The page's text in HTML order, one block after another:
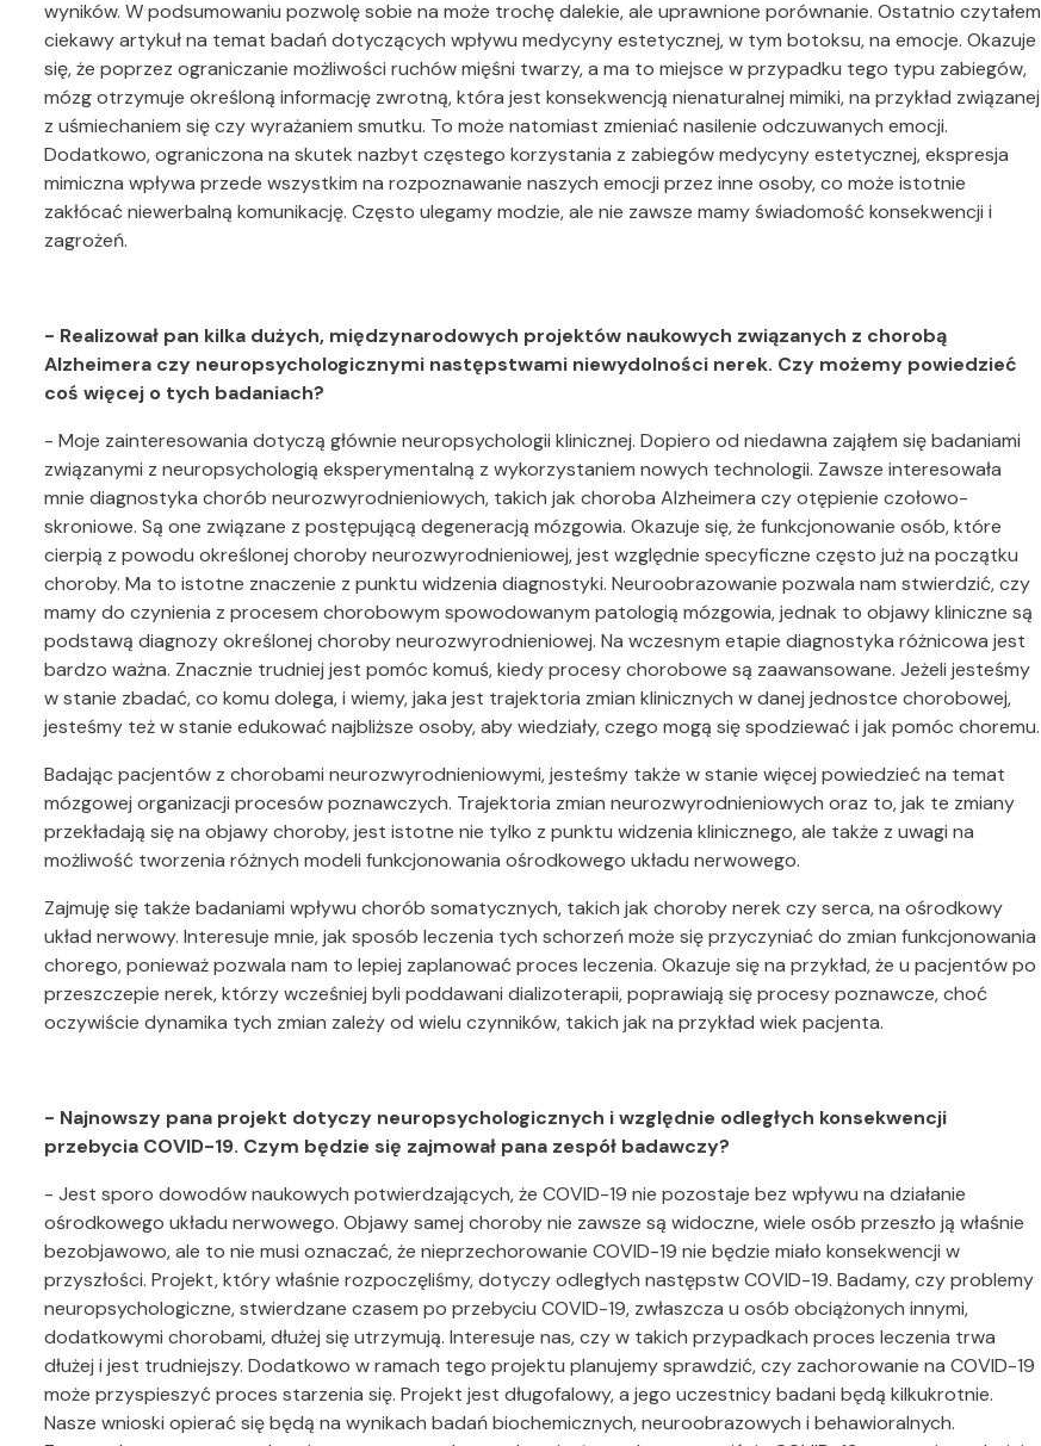
wyników. W podsumowaniu pozwolę sobie na może trochę dalekie, ale uprawnione porównanie. Ostatnio czytałem
ciekawy artykuł na temat badań dotyczących wpływu medycyny estetycznej, w tym botoksu, na emocje. Okazuje
się, że poprzez ograniczanie możliwości ruchów mięśni twarzy, a ma to miejsce w przypadku tego typu zabiegów,
mózg otrzymuje określoną informację zwrotną, która jest konsekwencją nienaturalnej mimiki, na przykład związanej
z uśmiechaniem się czy wyrażaniem smutku. To może natomiast zmieniać nasilenie odczuwanych emocji.
Dodatkowo, ograniczona na skutek nazbyt częstego korzystania z zabiegów medycyny estetycznej, ekspresja
mimiczna wpływa przede wszystkim na rozpoznawanie naszych emocji przez inne osoby, co może istotnie
zakłócać niewerbalną komunikację. Często ulegamy modzie, ale nie zawsze mamy świadomość konsekwencji i
zagrożeń.
- Realizował pan kilka dużych, międzynarodowych projektów naukowych związanych z chorobą
Alzheimera czy neuropsychologicznymi następstwami niewydolności nerek. Czy możemy powiedzieć
coś więcej o tych badaniach?
- Moje zainteresowania dotyczą głównie neuropsychologii klinicznej. Dopiero od niedawna zająłem się badaniami
związanymi z neuropsychologią eksperymentalną z wykorzystaniem nowych technologii. Zawsze interesowała
mnie diagnostyka chorób neurozwyrodnieniowych, takich jak choroba Alzheimera czy otępienie czołowo-
skroniowe. Są one związane z postępującą degeneracją mózgowia. Okazuje się, że funkcjonowanie osób, które
cierpią z powodu określonej choroby neurozwyrodnieniowej, jest względnie specyficzne często już na początku
choroby. Ma to istotne znaczenie z punktu widzenia diagnostyki. Neuroobrazowanie pozwala nam stwierdzić, czy
mamy do czynienia z procesem chorobowym spowodowanym patologią mózgowia, jednak to objawy kliniczne są
podstawą diagnozy określonej choroby neurozwyrodnieniowej. Na wczesnym etapie diagnostyka różnicowa jest
bardzo ważna. Znacznie trudniej jest pomóc komuś, kiedy procesy chorobowe są zaawansowane. Jeżeli jesteśmy
w stanie zbadać, co komu dolega, i wiemy, jaka jest trajektoria zmian klinicznych w danej jednostce chorobowej,
jesteśmy też w stanie edukować najbliższe osoby, aby wiedziały, czego mogą się spodziewać i jak pomóc choremu.
Badając pacjentów z chorobami neurozwyrodnieniowymi, jesteśmy także w stanie więcej powiedzieć na temat
mózgowej organizacji procesów poznawczych. Trajektoria zmian neurozwyrodnieniowych oraz to, jak te zmiany
przekładają się na objawy choroby, jest istotne nie tylko z punktu widzenia klinicznego, ale także z uwagi na
możliwość tworzenia różnych modeli funkcjonowania ośrodkowego układu nerwowego.
Zajmuję się także badaniami wpływu chorób somatycznych, takich jak choroby nerek czy serca, na ośrodkowy
układ nerwowy. Interesuje mnie, jak sposób leczenia tych schorzeń może się przyczyniać do zmian funkcjonowania
chorego, ponieważ pozwala nam to lepiej zaplanować proces leczenia. Okazuje się na przykład, że u pacjentów po
przeszczepie nerek, którzy wcześniej byli poddawani dializoterapii, poprawiają się procesy poznawcze, choć
oczywiście dynamika tych zmian zależy od wielu czynników, takich jak na przykład wiek pacjenta.
- Najnowszy pana projekt dotyczy neuropsychologicznych i względnie odległych konsekwencji
przebycia COVID-19. Czym będzie się zajmował pana zespół badawczy?
- Jest sporo dowodów naukowych potwierdzających, że COVID-19 nie pozostaje bez wpływu na działanie
ośrodkowego układu nerwowego. Objawy samej choroby nie zawsze są widoczne, wiele osób przeszło ją właśnie
bezobjawowo, ale to nie musi oznaczać, że nieprzechorowanie COVID-19 nie będzie miało konsekwencji w
przyszłości. Projekt, który właśnie rozpoczęliśmy, dotyczy odległych następstw COVID-19. Badamy, czy problemy
neuropsychologiczne, stwierdzane czasem po przebyciu COVID-19, zwłaszcza u osób obciążonych innymi,
dodatkowymi chorobami, dłużej się utrzymują. Interesuje nas, czy w takich przypadkach proces leczenia trwa
dłużej i jest trudniejszy. Dodatkowo w ramach tego projektu planujemy sprawdzić, czy zachorowanie na COVID-19
może przyspieszyć proces starzenia się. Projekt jest długofalowy, a jego uczestnicy badani będą kilkukrotnie.
Nasze wnioski opierać się będą na wynikach badań biochemicznych, neuroobrazowych i behawioralnych.